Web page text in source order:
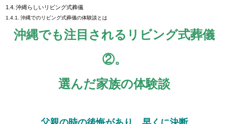
沖縄らしいリビング式葬儀
沖縄でのリビング式葬儀の体験談とは
沖縄でも注目されるリビング式葬儀
②。
選んだ家族の体験談